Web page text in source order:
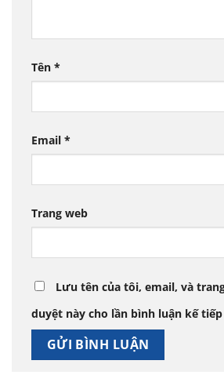
Tên *
Email *
Trang web
Lưu tên của tôi, email, và
duyệt này cho lần bình luận kế